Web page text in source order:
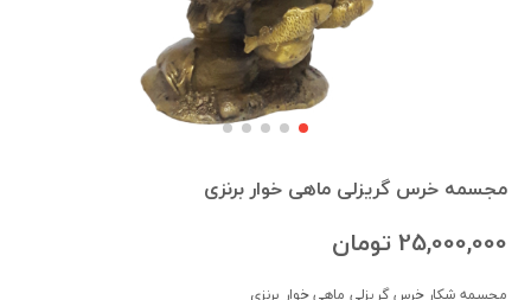
مجسمه خرس گریزلی ماهی خوار برنزی
25,000,000تومان
مجسمه شکار خرس گریزلی ماهی خوار برنزی